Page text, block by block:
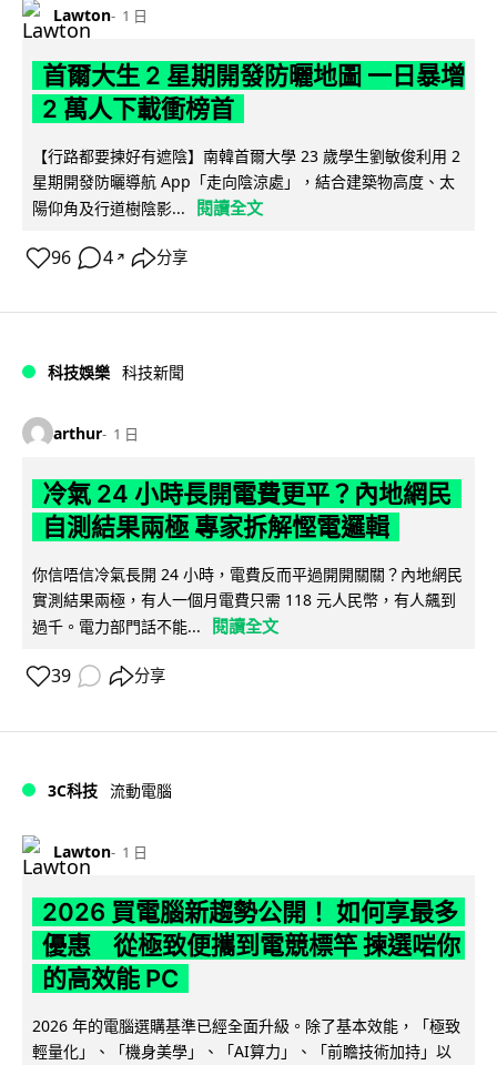
Lawton 1 日
首爾大生 2 星期開發防曬地圖 一日暴增
2 萬人下載衝榜首
【行路都要揀好有遮陰】南韓首爾大學 23 歲學生劉敏俊利用 2
星期開發防曬導航 App「走向陰涼處」，結合建築物高度、太
陽仰角及行道樹陰影...
閱讀全文
96 4 ↗ 分享
科技娛樂 科技新聞
arthur 1 日
冷氣 24 小時長開電費更平？內地網民
自測結果兩極 專家拆解慳電邏輯
你信唔信冷氣長開 24 小時，電費反而平過開開關關？內地網民
實測結果兩極，有人一個月電費只需 118 元人民幣，有人飆到
過千。電力部門話不能...
閱讀全文
39 分享
3C科技 流動電腦
Lawton 1 日
2026 買電腦新趨勢公開！ 如何享最多
優惠 從極致便攜到電競標竿 揀選啱你
的高效能 PC
2026 年的電腦選購基準已經全面升級。除了基本效能，「極致
輕量化」、「機身美學」、「AI算力」、「前瞻技術加持」以